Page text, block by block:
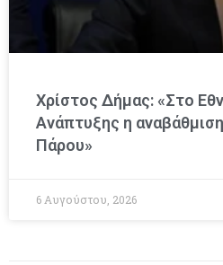
Χρίστος Δήμας: «Στο
Ανάπτυξης η
Πάρου»
6 Αυγούστου, 2026